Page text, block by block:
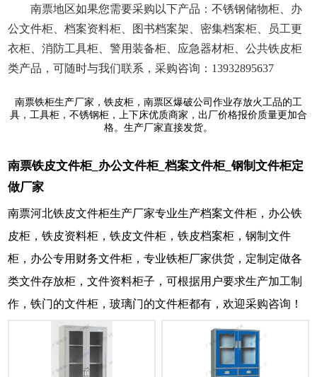
南票地区如果您需要采购以下产品：不锈钢储物柜、办
公文件柜、档案资料柜、图书档案架、密集档案柜、员工更
衣柜、消防工具柜、警用装备柜、应急器材柜、公共铁皮柜
类产品，可随时与我们联系，采购咨询：13932895637
南票铁柜生产厂家，铁皮柜，南票区爆破公司作业存放火工品的工
具，工具柜，不锈钢柜，上下床优质商家，出厂价格报价质量更加合
格。生产厂家直接发货。
南票铁皮文件柜_办公文件柜_档案文件柜_钢制文件柜定
做厂家
南票河北铁皮文件柜生产厂家专业生产档案文件柜，办公铁
皮柜，铁皮资料柜，铁皮文件柜，铁皮档案柜，钢制文件
柜，办公专用财务文件柜，专业铁柜厂家供货，定制定做各
类文件存放柜，文件资料柜子，可根据用户要求生产加工制
作，铁门的文件柜，玻璃门的文件柜都有，欢迎采购咨询！